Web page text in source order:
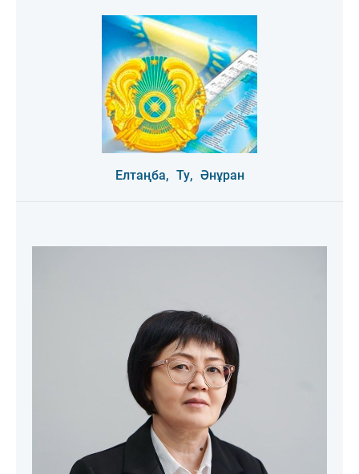
Елтаңба, Ту, Әнұран